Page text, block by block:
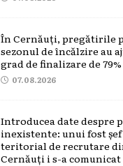
În Cernăuți, pregătirile
sezonul de încălzire au
grad de finalizare de 79%
07.08.2026
Introducea date despre
inexistente: unui fost
teritorial de recrutare
Cernăuți i s-a